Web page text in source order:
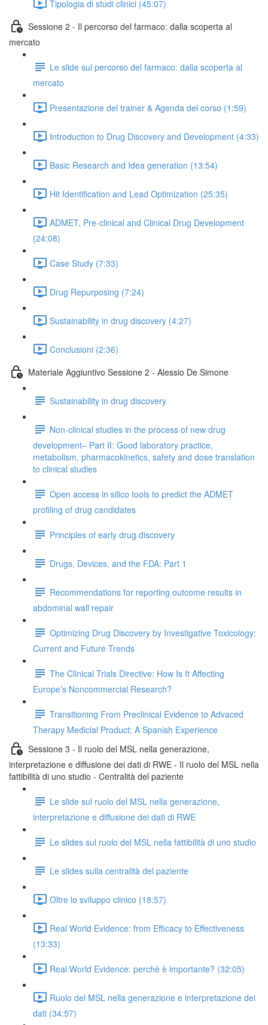
Tipologia di studi clinici (45:07)
Sessione 2 - Il percorso del farmaco: dalla scoperta al
mercato
Le slide sul percorso del farmaco: dalla scoperta al
mercato
Presentazione del trainer & Agenda del corso (1:59)
Introduction to Drug Discovery and Development (4:33)
Basic Research and Idea generation (13:54)
Hit Identification and Lead Optimization (25:35)
ADMET, Pre-clinical and Clinical Drug Development
(24:08)
Case Study (7:33)
Drug Repurposing (7:24)
Sustainability in drug discovery (4:27)
Conclusioni (2:36)
Materiale Aggiuntivo Sessione 2 - Alessio De Simone
Sustainability in drug discovery
Non-clinical studies in the process of new drug
development– Part II: Good laboratory practice,
metabolism, pharmacokinetics, safety and dose translation
to clinical studies
Open access in silico tools to predict the ADMET
profiling of drug candidates
Principles of early drug discovery
Drugs, Devices, and the FDA: Part 1
Recommendations for reporting outcome results in
abdominal wall repair
Optimizing Drug Discovery by Investigative Toxicology:
Current and Future Trends
The Clinical Trials Directive: How Is It Affecting
Europe’s Noncommercial Research?
Transitioning From Preclinical Evidence to Advaced
Therapy Medicial Product: A Spanish Experience
Sessione 3 - Il ruolo del MSL nella generazione,
interpretazione e diffusione dei dati di RWE - Il ruolo del MSL nella
fattibilità di uno studio - Centralità del paziente
Le slide sul ruolo del MSL nella generazione,
interpretazione e diffusione dei dati di RWE
Le slides sul ruolo del MSL nella fattibilità di uno studio
Le slides sulla centralità del paziente
Oltre lo sviluppo clinico (18:57)
Real World Evidence: from Efficacy to Effectiveness
(13:33)
Real World Evidence: perchè è importante? (32:05)
Ruolo del MSL nella generazione e interpretazione dei
dati (34:57)